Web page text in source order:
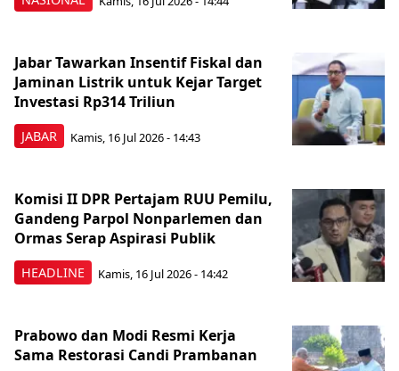
JABAR
Jabar Tawarkan Insentif Fiskal dan
Jaminan Listrik untuk Kejar Target
Investasi Rp314 Triliun
Kamis, 16 Jul 2026 - 14:43
HEADLINE
Komisi II DPR Pertajam RUU Pemilu,
Gandeng Parpol Nonparlemen dan
Ormas Serap Aspirasi Publik
Kamis, 16 Jul 2026 - 14:42
Prabowo dan Modi Resmi Kerja
Sama Restorasi Candi Prambanan